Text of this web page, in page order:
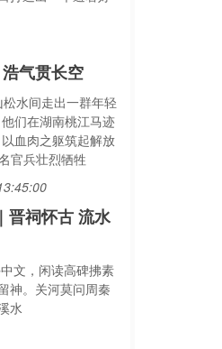
气贯长空
水间走出一群年轻
们在湖南桃江马迹
血肉之躯筑起解放
官兵壮烈牺牲
晋祠怀古 流水
文，闲读高碑拂素
神。关河莫问周秦
水